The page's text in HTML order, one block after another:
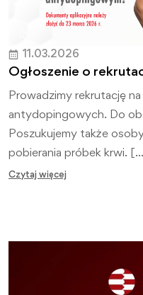
11.03.2026
Ogłoszenie o
Prowadzimy rekrutację
antydopingowych. Do
Poszukujemy także
pobierania próbek krwi. […]
Czytaj więcej